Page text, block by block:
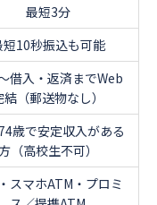
最短3分
短10秒振込も可能
借入・返済までWeb
結（郵送物なし）
歳で安定収入がある
（高校生不可）
スマホATM・プロミ